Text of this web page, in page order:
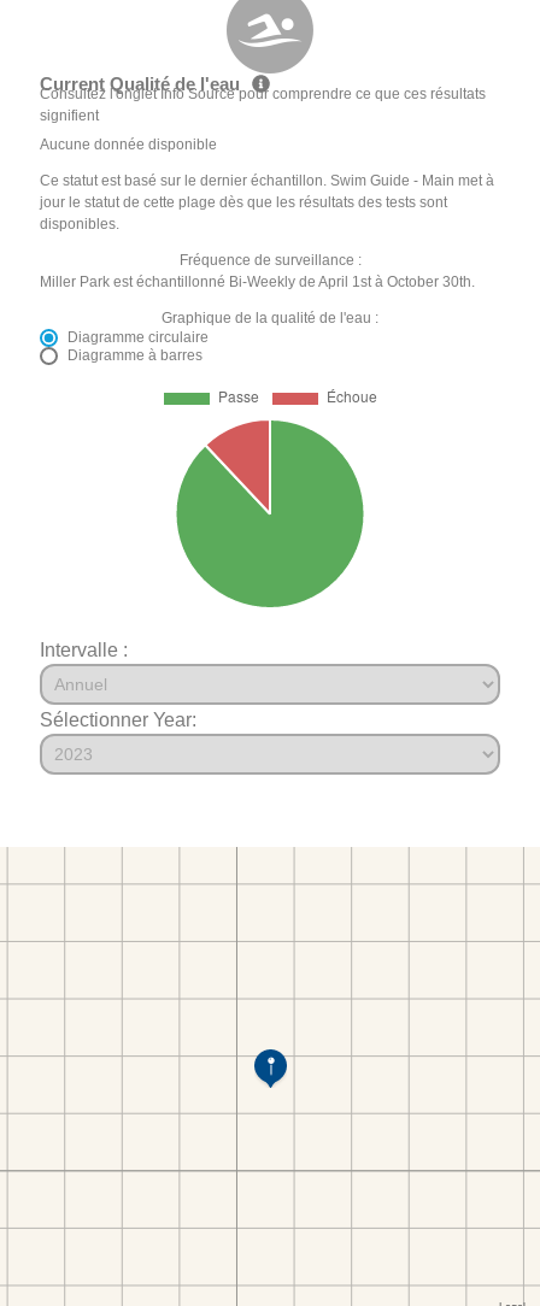
Current Qualité de l'eau
Consultez l'onglet Info Source pour comprendre ce que ces résultats
signifient
Aucune donnée disponible
Ce statut est basé sur le dernier échantillon. Swim Guide - Main met à
jour le statut de cette plage dès que les résultats des tests sont
disponibles.
Fréquence de surveillance :
Miller Park est échantillonné Bi-Weekly de April 1st à October 30th.
Graphique de la qualité de l'eau :
Diagramme circulaire
Diagramme à barres
Intervalle :
Sélectionner Year: